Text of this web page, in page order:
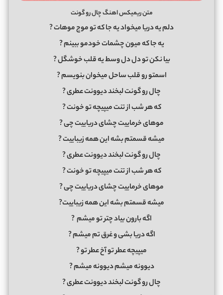
متن ریمیکس اهنگ چال رو گونت
دلم یه دریا میخواد یه جا که تو موج موهات ?
یه جا که میون چشمات خودمو ببینم ?
بیا نکن تو دل دل وسط یه قلب خوشگل ?
اسمتو رو قلب ساحل میخوان بنویسم ?
چال رو گونت لبخند دیوونت عطری ?
که هر شب از تنت میپیچه تو خونت ?
موهای خرماییت چشای دریاییت چی ?
میشه قسمتم بشه این همه زیباییت ?
چال رو گونت لبخند دیوونت عطری ?
که هر شب از تنت میپیچه تو خونت ?
موهای خرماییت چشای دریاییت چی ?
میشه قسمتم بشه این همه زیباییت?
اگه بارون بیاد چتر تو میشم ?
اگه دریا بشی و غرق تم میشم ?
میپیچه عطر تو آخ عطر تو ?
دیوونه میشم دیوونه میشم ?
چال رو گونت لبخند دیوونت عطری ?